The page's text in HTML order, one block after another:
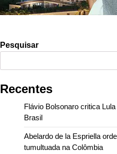
Pesquisar
Recentes
Flávio Bolsonaro critica Lula
Brasil
Abelardo de la Espriella
tumultuada na Colômbia